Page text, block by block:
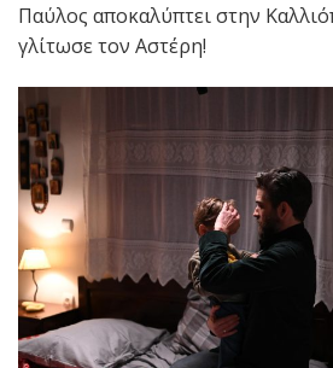
Παύλος αποκαλύπτει στην
γλίτωσε τον Αστέρη!